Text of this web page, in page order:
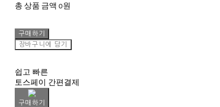
총 상품 금액 0원
구매하기
장바구니에 담기
쉽고 빠른
토스페이 간편결제
구매하기